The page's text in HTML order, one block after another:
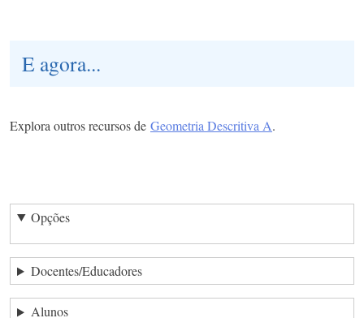
E agora...
Explora outros recursos de Geometria Descritiva A.
Opções
Docentes/Educadores
Alunos